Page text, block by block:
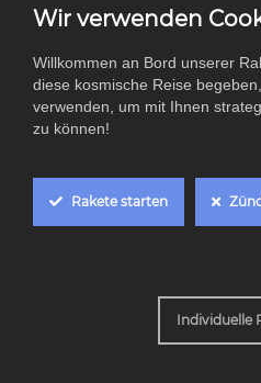
Wie können wir helfen?
Jetzt kontaktieren
+49 (0) 261 8888 - 04 04
Wir verwenden
Willkommen an Bord unserer
diese kosmische Reise
verwenden, um mit Ihnen
zu können!
Rakete starten
Individuelle